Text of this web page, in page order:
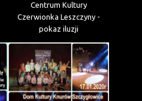
Centrum Kultury
Czerwionka Leszczyny -
pokaz iluzji